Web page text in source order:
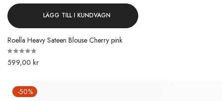
LÄGG TILL I KUNDVAGN
Roella Heavy Sateen Blouse Cherry pink
599,00 kr
-50%